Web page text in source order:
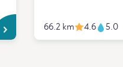
66.2 km 4.6 5.0